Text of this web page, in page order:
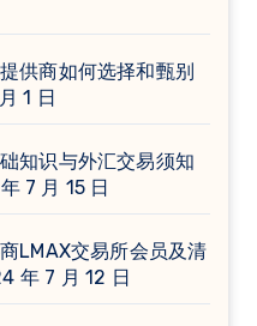
供商如何选择和甄别
1 日
知识与外汇交易须知
7 月 15 日
LMAX交易所会员及清
年 7 月 12 日